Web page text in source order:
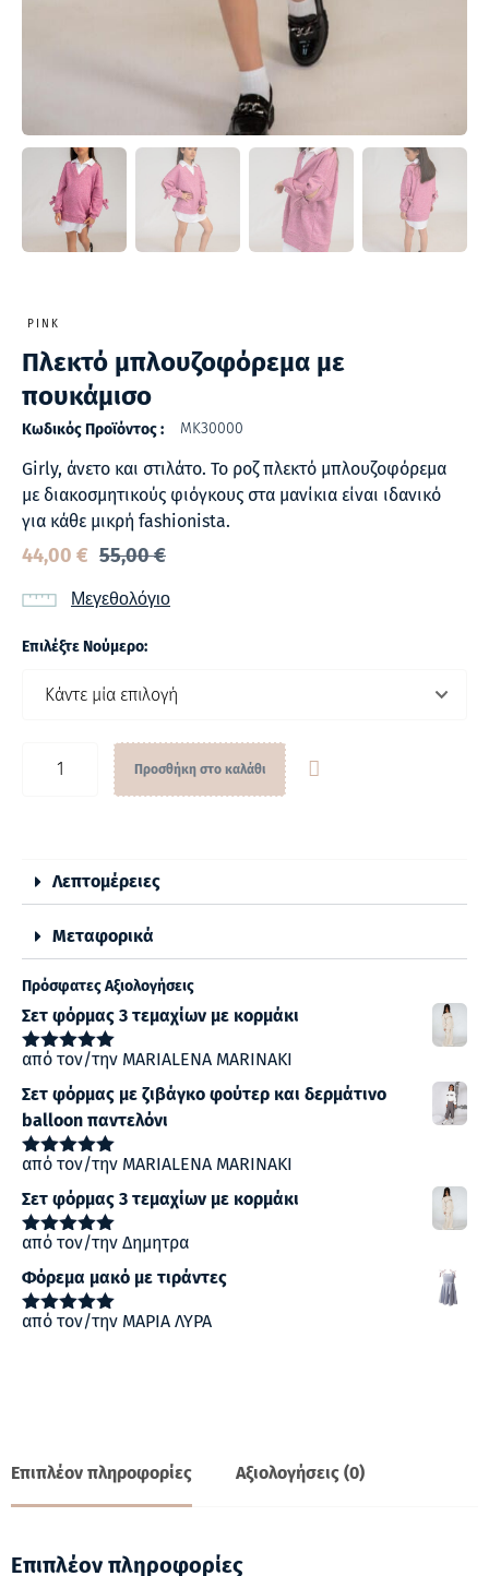
PINK
Πλεκτό μπλουζοφόρεμα με
πουκάμισο
Κωδικός Προϊόντος : MK30000
Girly, άνετο και στιλάτο. Το ροζ πλεκτό μπλουζοφόρεμα
με διακοσμητικούς φιόγκους στα μανίκια είναι ιδανικό
για κάθε μικρή fashionista.
55,00€
44,00 €
Μεγεθολόγιο
Επιλέξτε Νούμερο:
Προσθήκη στο καλάθι
Λεπτομέρειες
Μεταφορικά
Πρόσφατες Αξιολογήσεις
Σετ φόρμας 3 τεμαχίων με κορμάκι
Βαθμολογήθηκε
από 5
από τον/την MARIALENA MARINAKI
Σετ φόρμας με ζιβάγκο φούτερ και δερμάτινο
balloon παντελόνι
Βαθμολογήθηκε
από 5
από τον/την MARIALENA MARINAKI
Σετ φόρμας 3 τεμαχίων με κορμάκι
Βαθμολογήθηκε
με
από τον/την Δημητρα
Φόρεμα μακό με τιράντες
Βαθμολογήθηκε
από τον/την ΜΑΡΙΑ ΛΥΡΑ
Επιπλέον πληροφορίες Αξιολογήσεις (0)
Επιπλέον πληροφορίες